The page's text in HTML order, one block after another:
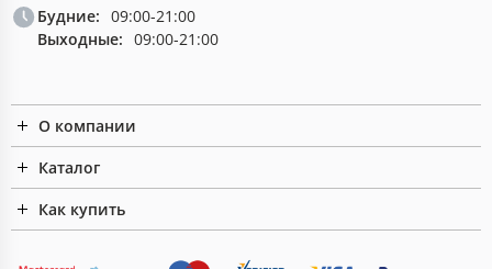
Будние: 09:00-21:00
Выходные: 09:00-21:00
О компании
Каталог
Как купить